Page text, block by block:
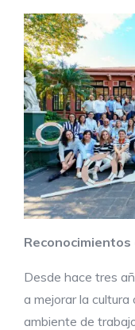
Desde hace tres
a mejorar la
ambiente de